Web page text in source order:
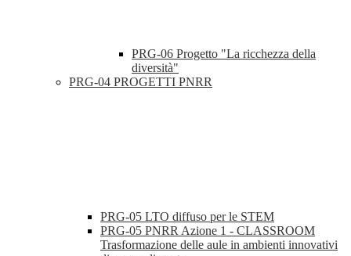
PRG-06 Progetto "La ricchezza della
diversità"
PRG-04 PROGETTI PNRR
PRG-05 LTO diffuso per le STEM
PRG-05 PNRR Azione 1 - CLASSROOM
Trasformazione delle aule in ambienti innovativi